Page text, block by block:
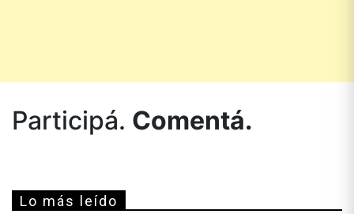
Participá. Comentá.
Lo más leído